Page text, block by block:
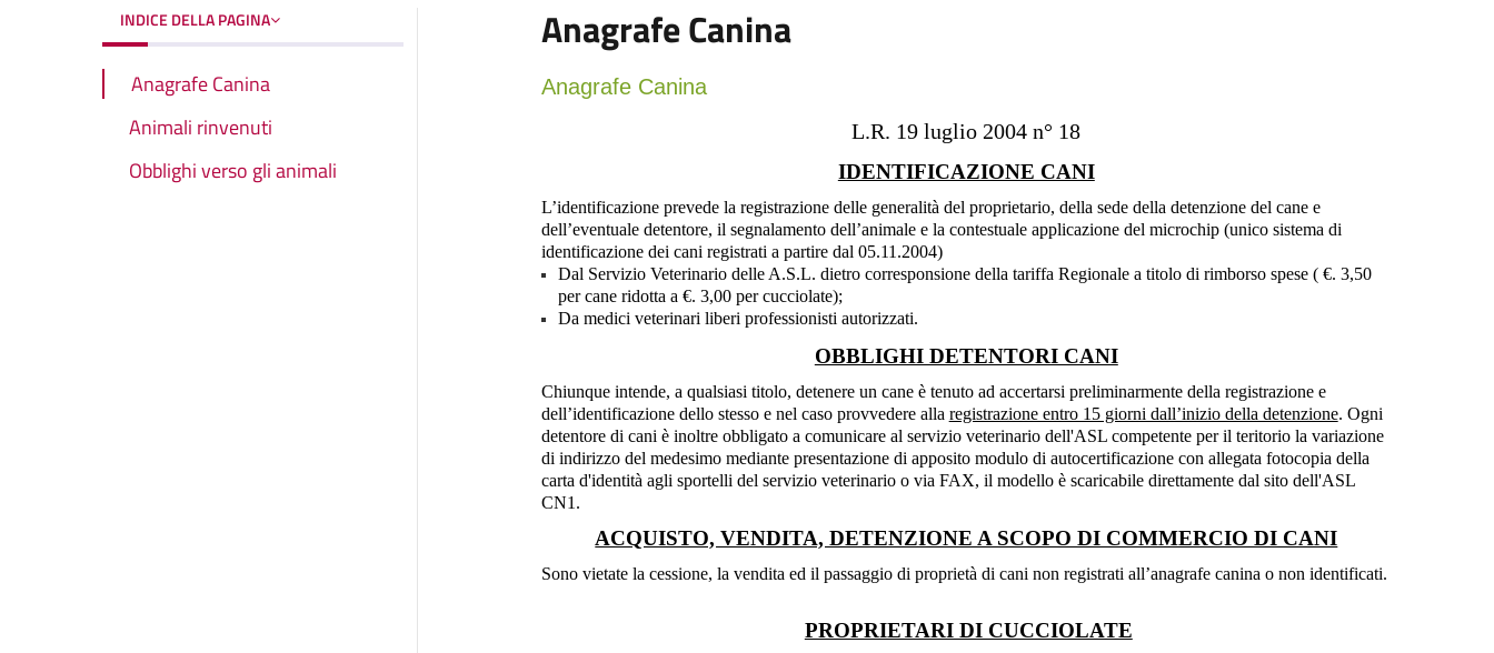
INDICE DELLA PAGINA
Anagrafe Canina
Animali rinvenuti
Obblighi verso gli animali
Anagrafe Canina
Anagrafe Canina
L.R. 19 luglio 2004 n° 18
IDENTIFICAZIONE CANI
L’identificazione prevede la registrazione delle generalità del proprietario, della sede della detenzione del cane e
dell’eventuale detentore, il segnalamento dell’animale e la contestuale applicazione del microchip (unico sistema di
identificazione dei cani registrati a partire dal 05.11.2004)
Dal Servizio Veterinario delle A.S.L. dietro corresponsione della tariffa Regionale a titolo di rimborso spese ( €. 3,50
per cane ridotta a €. 3,00 per cucciolate);
Da medici veterinari liberi professionisti autorizzati.
OBBLIGHI DETENTORI CANI
Chiunque intende, a qualsiasi titolo, detenere un cane è tenuto ad accertarsi preliminarmente della registrazione e
dell’identificazione dello stesso e nel caso provvedere alla registrazione entro 15 giorni dall’inizio della detenzione. Ogni
detentore di cani è inoltre obbligato a comunicare al servizio veterinario dell'ASL competente per il teritorio la variazione
di indirizzo del medesimo mediante presentazione di apposito modulo di autocertificazione con allegata fotocopia della
carta d'identità agli sportelli del servizio veterinario o via FAX, il modello è scaricabile direttamente dal sito dell'ASL
CN1.
ACQUISTO, VENDITA, DETENZIONE A SCOPO DI COMMERCIO DI CANI
Sono vietate la cessione, la vendita ed il passaggio di proprietà di cani non registrati all’anagrafe canina o non identificati.
PROPRIETARI DI CUCCIOLATE